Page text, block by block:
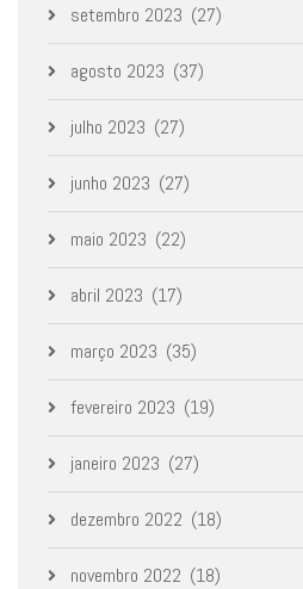
setembro 2023 (27)
agosto 2023 (37)
julho 2023 (27)
junho 2023 (27)
maio 2023 (22)
abril 2023 (17)
março 2023 (35)
fevereiro 2023 (19)
janeiro 2023 (27)
dezembro 2022 (18)
novembro 2022 (18)